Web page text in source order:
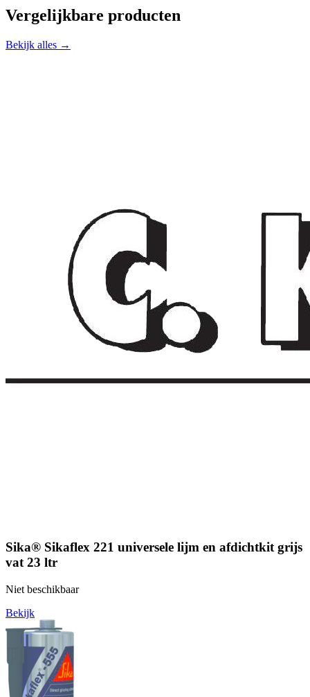
Vergelijkbare producten
Bekijk alles →
Sika® Sikaflex 221 universele lijm en afdichtkit grijs
vat 23 ltr
Niet beschikbaar
Bekijk